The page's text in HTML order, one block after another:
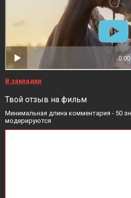
В закладки
Твой отзыв на фильм
Минимальная длина комментария - 50
модерируются